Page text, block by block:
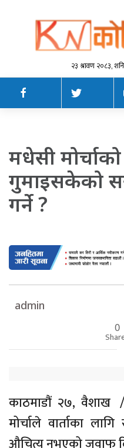
२३ श्रावण २०८३,
मधेसी मोर्चाको
गुमाइसकेको
गर्ने ?
admin
0
काठमाडौं २७, वैशाख /
मोर्चाले वार्ताका